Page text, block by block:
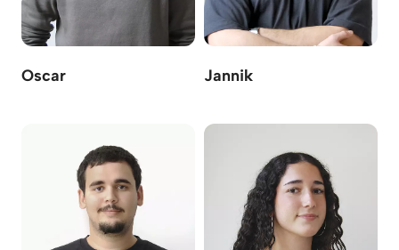
Oscar Jannik